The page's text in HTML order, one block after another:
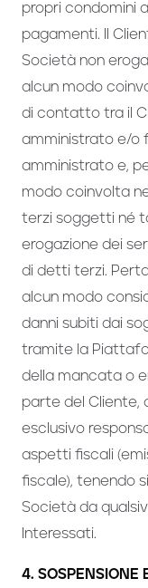
propri condomini
pagamenti. Il
Società non
alcun modo
di contatto tra il
amministrato e/o
amministrato e,
modo coinvolta
terzi soggetti né
erogazione dei
di detti terzi.
alcun modo
danni subiti dai
tramite la
della mancata o
parte del Cliente,
esclusivo
aspetti fiscali
fiscale), tenendo
Società da
Interessati.
4. SOSPENSIONE